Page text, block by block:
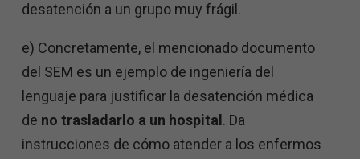
desatención a un grupo muy frágil.
e) Concretamente, el mencionado documento
del SEM es un ejemplo de ingeniería del
lenguaje para justificar la desatención médica
de no trasladarlo a un hospital . Da
instrucciones de cómo atender a los enfermos